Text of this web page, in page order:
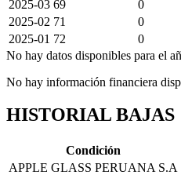
2025-03 69 0
2025-02 71 0
2025-01 72 0
No hay datos disponibles para el
No hay información financiera
HISTORIAL BAJAS
Condición
APPLE GLASS PERUANA S.A